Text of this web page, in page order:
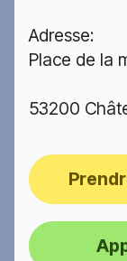
Adresse:
Place de la
53200